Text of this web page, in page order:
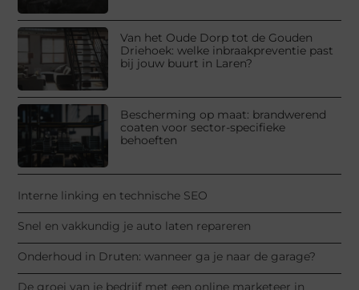
Van het Oude Dorp tot de Gouden
Driehoek: welke inbraakpreventie past
bij jouw buurt in Laren?
Bescherming op maat: brandwerend
coaten voor sector-specifieke
behoeften
Interne linking en technische SEO
Snel en vakkundig je auto laten repareren
Onderhoud in Druten: wanneer ga je naar de garage?
De groei van je bedrijf met een online marketeer in